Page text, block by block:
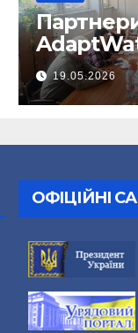
провели
зустріч
19.05.2026
ОФІЦІЙНІ